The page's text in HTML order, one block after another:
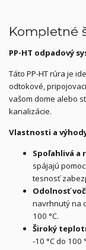
Kompletné
PP-HT odpadový
Táto PP-HT rúra je
odtokové,
vašom dome alebo
kanalizácie.
Vlastnosti a
Spoľahlivá a
spájajú
tesnosť
Odolnosť
navrhnutý na
100 °C.
Široký
-10 °C do 100